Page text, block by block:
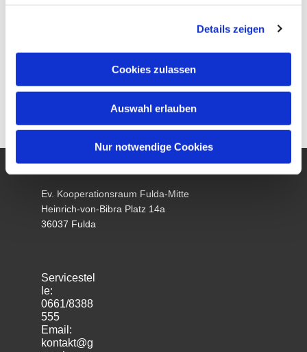
Details zeigen
Cookies zulassen
Auswahl erlauben
Nur notwendige Cookies
Ev. Kooperationsraum Fulda-Mitte
Heinrich-von-Bibra Platz 14a
36037 Fulda
Servicestel
le:
0661/8388
555
Email:
kontakt@g